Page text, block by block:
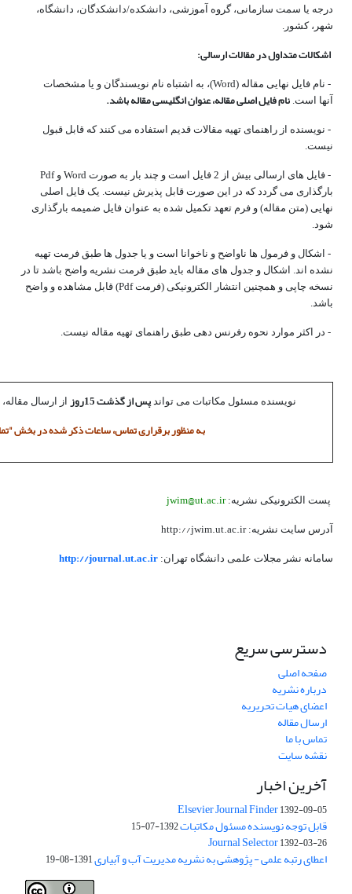
درجه یا سمت سازمانی، گروه آموزشی، دانشکده/دانشکدگان، دانشگاه،
شهر، کشور.
اشکالات متداول در مقالات ارسالی:
- نام فایل نهایی مقاله (Word)، به اشتباه نام نویسندگان و یا مشخصات
آنها است. نام فایل اصلی مقاله، عنوان انگلیسی مقاله باشد.
- نویسنده از راهنمای تهیه مقالات قدیم استفاده می کنند که قابل قبول
نیست.
- فایل های ارسالی بیش از 2 فایل است و چند بار به صورت Word و Pdf
بارگذاری می گردد که در این صورت قابل پذیرش نیست. یک فایل اصلی
نهایی (متن مقاله) و فرم تعهد تکمیل شده به عنوان فایل ضمیمه بارگذاری
شود.
- اشکال و فرمول ها ناواضح و ناخوانا است و یا جدول ها طبق فرمت تهیه
نشده اند. اشکال و جدول های مقاله باید طبق فرمت نشریه واضح باشد تا در
نسخه چاپی و همچنین انتشار الکترونیکی (فرمت Pdf) قابل مشاهده و واضح
باشد.
- در اکثر موارد نحوه رفرنس دهی طبق راهنمای تهیه مقاله نیست.
نویسنده مسئول مکاتبات می تواند پس از گذشت 15روز از ارسال
به منظور برقراری تماس، ساعات ذکر شده در بخش
پست الکترونیکی نشریه:jwim@ut.ac.ir
آدرس سایت نشریه:http://jwim.ut.ac.ir
سامانه نشر مجلات علمی دانشگاه تهران: http://journal.ut.ac.ir
دسترسی سریع
صفحه اصلی
درباره نشریه
اعضای هیات تحریریه
ارسال مقاله
تماس با ما
نقشه سایت
آخرین اخبار
Elsevier Journal Finder1392-09-05
قابل توجه نویسنده مسئول مکاتبات1392-07-15
Journal Selector1392-03-26
اعطای رتبه علمی - پژوهشی به نشریه مدیریت آب و آبیاری1391-08-19